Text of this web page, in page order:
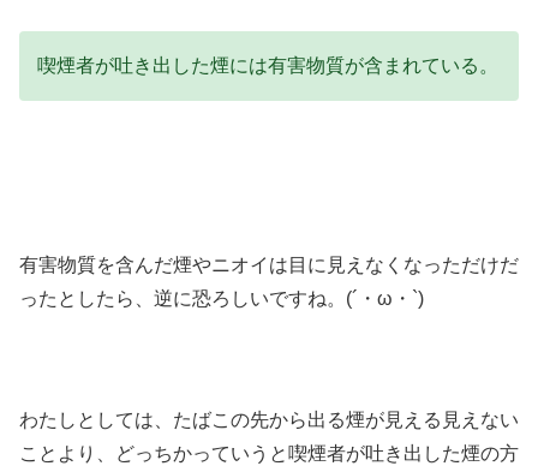
喫煙者が吐き出した煙には有害物質が含まれている。
有害物質を含んだ煙やニオイは目に見えなくなっただけだ
ったとしたら、逆に恐ろしいですね。(´・ω・`)
わたしとしては、たばこの先から出る煙が見える見えない
ことより、どっちかっていうと喫煙者が吐き出した煙の方